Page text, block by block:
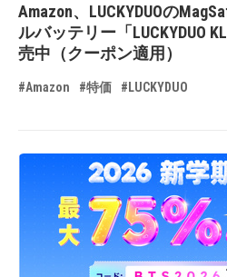
Amazon、LUCKYDUOの
ルバッテリー「LUCKYDUO
売中（クーポン適用）
#Amazon #特価 #LUCKYDUO